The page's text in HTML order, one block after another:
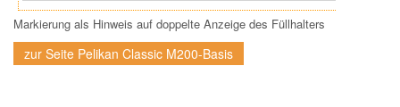
Markierung als Hinweis auf doppelte Anzeige des Füllhalters
zur Seite Pelikan Classic M200-Basis